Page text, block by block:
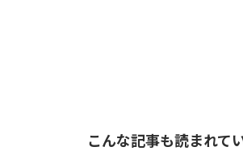
こんな記事も読まれて